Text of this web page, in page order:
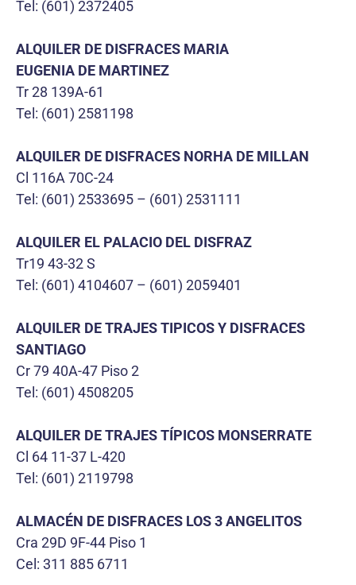
Tel: (601) 2372405
ALQUILER DE DISFRACES MARIA
EUGENIA DE MARTINEZ
Tr 28 139A-61
Tel: (601) 2581198
ALQUILER DE DISFRACES NORHA DE MILLAN
Cl 116A 70C-24
Tel: (601) 2533695 – (601) 2531111
ALQUILER EL PALACIO DEL DISFRAZ
Tr19 43-32 S
Tel: (601) 4104607 – (601) 2059401
ALQUILER DE TRAJES TIPICOS Y DISFRACES
SANTIAGO
Cr 79 40A-47 Piso 2
Tel: (601) 4508205
ALQUILER DE TRAJES TÍPICOS MONSERRATE
Cl 64 11-37 L-420
Tel: (601) 2119798
ALMACÉN DE DISFRACES LOS 3 ANGELITOS
Cra 29D 9F-44 Piso 1
Cel: 311 885 6711